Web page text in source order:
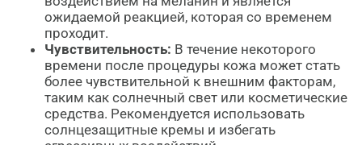
ожидаемой реакцией, которая со временем
проходит.
Чувствительность: В течение некоторого
времени после процедуры кожа может стать
более чувствительной к внешним факторам,
таким как солнечный свет или косметические
средства. Рекомендуется использовать
солнцезащитные кремы и избегать